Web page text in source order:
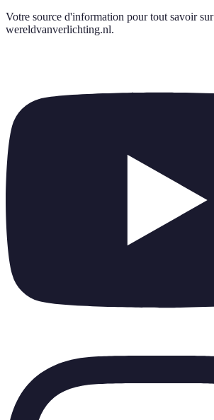
Votre source d'information pour tout savoir sur
wereldvanverlichting.nl.